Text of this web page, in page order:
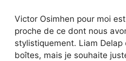
Victor Osimhen pour moi
proche de ce dont nous
stylistiquement. Liam
boîtes, mais je souhaite